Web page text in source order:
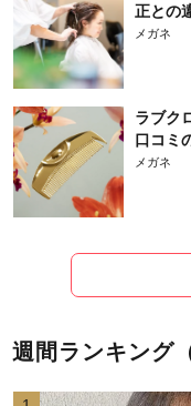
正との
メガネ
ラブク
口コミ
メガネ
週間ランキング